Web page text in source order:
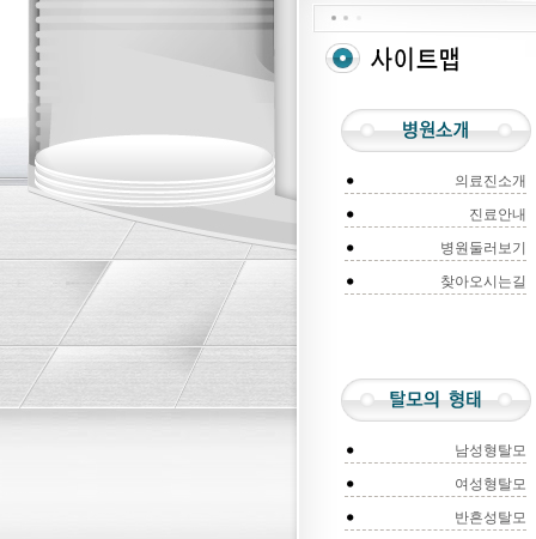
의료진소개
진료안내
병원둘러보기
찾아오시는길
남성형탈모
여성형탈모
반흔성탈모